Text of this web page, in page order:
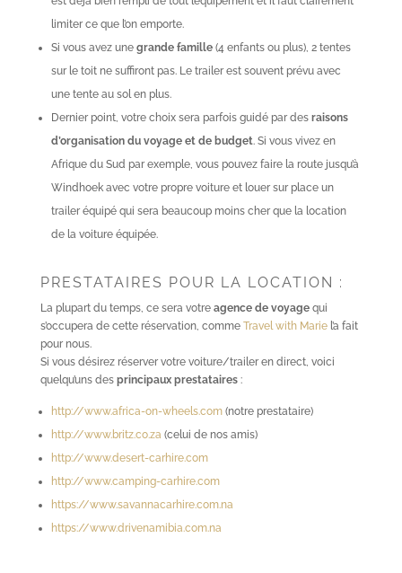
limiter ce que l’on emporte.
Si vous avez une grande famille(4 enfants ou plus), 2 tentes
sur le toit ne suffiront pas. Le trailer est souvent prévu avec
une tente au sol en plus.
Dernier point, votre choix sera parfois guidé par desraisons
d’organisation du voyage et de budget. Si vous vivez en
Afrique du Sud par exemple, vous pouvez faire la route jusqu’à
Windhoek avec votre propre voiture et louer sur place un
trailer équipé qui sera beaucoup moins cher que la location
de la voiture équipée.
PRESTATAIRES POUR LA LOCATION :
La plupart du temps, ce sera votre agence de voyagequi
s’occupera de cette réservation, comme Travel with Mariel’a fait
pour nous.
Si vous désirez réserver votre voiture/trailer en direct, voici
quelqu’uns des principaux prestataires:
http://www.africa-on-wheels.com(notre prestataire)
http://www.britz.co.za (celui de nos amis)
http://www.desert-carhire.com
http://www.camping-carhire.com
https://www.savannacarhire.com.na
https://www.drivenamibia.com.na